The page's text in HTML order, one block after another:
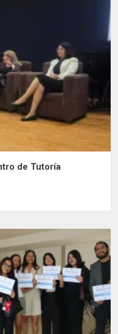
de Tutoría